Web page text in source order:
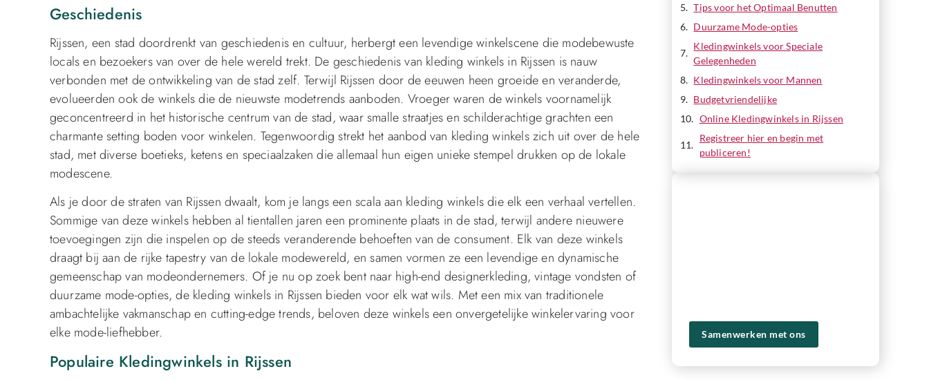
Geschiedenis
Rijssen, een stad doordrenkt van geschiedenis en cultuur, herbergt een levendige winkelscene die modebewuste
locals en bezoekers van over de hele wereld trekt. De geschiedenis van kleding winkels in Rijssen is nauw
verbonden met de ontwikkeling van de stad zelf. Terwijl Rijssen door de eeuwen heen groeide en veranderde,
evolueerden ook de winkels die de nieuwste modetrends aanboden. Vroeger waren de winkels voornamelijk
geconcentreerd in het historische centrum van de stad, waar smalle straatjes en schilderachtige grachten een
charmante setting boden voor winkelen. Tegenwoordig strekt het aanbod van kleding winkels zich uit over de hele
stad, met diverse boetieks, ketens en speciaalzaken die allemaal hun eigen unieke stempel drukken op de lokale
modescene.
Als je door de straten van Rijssen dwaalt, kom je langs een scala aan kleding winkels die elk een verhaal vertellen.
Sommige van deze winkels hebben al tientallen jaren een prominente plaats in de stad, terwijl andere nieuwere
toevoegingen zijn die inspelen op de steeds veranderende behoeften van de consument. Elk van deze winkels
draagt bij aan de rijke tapestry van de lokale modewereld, en samen vormen ze een levendige en dynamische
gemeenschap van modeondernemers. Of je nu op zoek bent naar high-end designerkleding, vintage vondsten of
duurzame mode-opties, de kleding winkels in Rijssen bieden voor elk wat wils. Met een mix van traditionele
ambachtelijke vakmanschap en cutting-edge trends, beloven deze winkels een onvergetelijke winkelervaring voor
elke mode-liefhebber.
Populaire Kledingwinkels in Rijssen
Tips voor het Optimaal Benutten
Duurzame Mode-opties
Kledingwinkels voor Speciale
Gelegenheden
Kledingwinkels voor Mannen
Budgetvriendelijke
Online Kledingwinkels in Rijssen
Registreer hier en begin met
publiceren!
Samenwerken met ons